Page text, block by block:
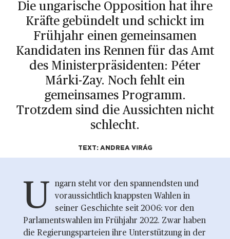
Die ungarische Opposition hat ihre
Kräfte gebündelt und schickt im
Frühjahr einen gemeinsamen
Kandidaten ins Rennen für das Amt
des Ministerpräsidenten: Péter
Márki-Zay. Noch fehlt ein
gemeinsames Programm.
Trotzdem sind die Aussichten nicht
schlecht.
TEXT: ANDREA VIRÁG
U
ngarn steht vor den spannendsten und
voraussichtlich knappsten Wahlen in
seiner Geschichte seit 2006: vor den
Parlamentswahlen im Frühjahr 2022. Zwar haben
die Regierungsparteien ihre Unterstützung in der